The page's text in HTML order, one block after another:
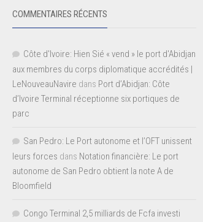
COMMENTAIRES RÉCENTS
Côte d'Ivoire: Hien Sié « vend » le port d'Abidjan
aux membres du corps diplomatique accrédités |
LeNouveauNavire dans Port d’Abidjan: Côte
d’Ivoire Terminal réceptionne six portiques de
parc
San Pedro: Le Port autonome et l’OFT unissent
leurs forces dans Notation financière: Le port
autonome de San Pedro obtient la note A de
Bloomfield
Congo Terminal 2,5 milliards de Fcfa investi